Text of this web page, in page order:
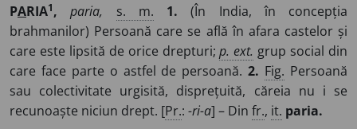
PARIA1, paria, s. m. 1. (În India, în concepția
brahmanilor) Persoană care se află în afara castelor și
care este lipsită de orice drepturi;p. ext. grup social din
care face parte o astfel de persoană.2. Fig. Persoană
sau colectivitate urgisită, disprețuită, căreia nu i se
recunoaște niciun drept. [Pr.: -ri-a] – Din fr., it. paria.